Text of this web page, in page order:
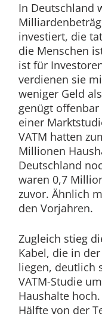
In Deutschland
investiert, die
die Menschen
ist für
verdienen sie
weniger Geld
genügt offenbar
einer
VATM hatten
Millionen
Deutschland
waren 0,7
zuvor. Ähnlich
den Vorjahren.
Zugleich stieg
Kabel, die in
liegen, deutlich
VATM-Studie
Haushalte
Hälfte von der